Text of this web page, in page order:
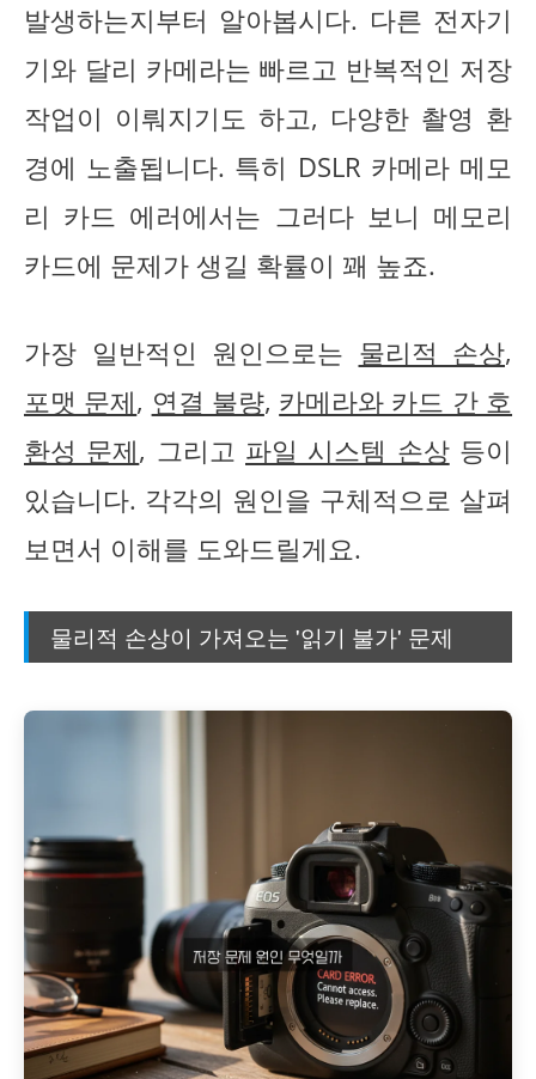
발생하는지부터 알아봅시다. 다른 전자기
기와 달리 카메라는 빠르고 반복적인 저장
작업이 이뤄지기도 하고, 다양한 촬영 환
경에 노출됩니다. 특히 DSLR 카메라 메모
리 카드 에러에서는 그러다 보니 메모리
카드에 문제가 생길 확률이 꽤 높죠.
가장 일반적인 원인으로는 물리적 손상,
포맷 문제, 연결 불량, 카메라와 카드 간 호
환성 문제, 그리고 파일 시스템 손상등이
있습니다. 각각의 원인을 구체적으로 살펴
보면서 이해를 도와드릴게요.
물리적 손상이 가져오는 '읽기 불가' 문제